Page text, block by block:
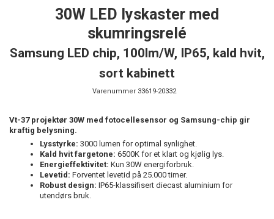
30W LED lyskaster med
skumringsrelé
Samsung LED chip, 100lm/W, IP65, kald hvit,
sort kabinett
Varenummer 33619-20332
Vt-37 projektør 30W med fotocellesensor og Samsung-chip gir
kraftig belysning.
Lysstyrke: 3000 lumen for optimal synlighet.
Kald hvit fargetone: 6500K for et klart og kjølig lys.
Energieffektivitet: Kun 30W energiforbruk.
Levetid: Forventet levetid på 25.000 timer.
Robust design: IP65-klassifisert diecast aluminium for
utendørs bruk.